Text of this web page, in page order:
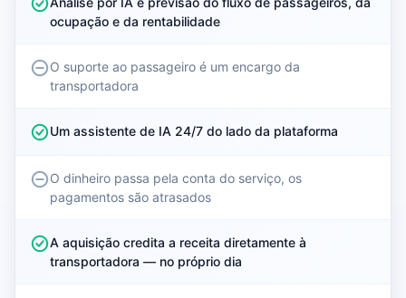
ocupação e da rentabilidade
O suporte ao passageiro é um encargo da
transportadora
Um assistente de IA 24/7 do lado da plataforma
O dinheiro passa pela conta do serviço, os
pagamentos são atrasados
A aquisição credita a receita diretamente à
transportadora — no próprio dia